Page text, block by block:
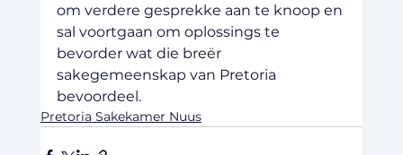
om verdere gesprekke aan te knoop en
sal voortgaan om oplossings te
bevorder wat die breër
sakegemeenskap van Pretoria
bevoordeel.
Pretoria Sakekamer Nuus